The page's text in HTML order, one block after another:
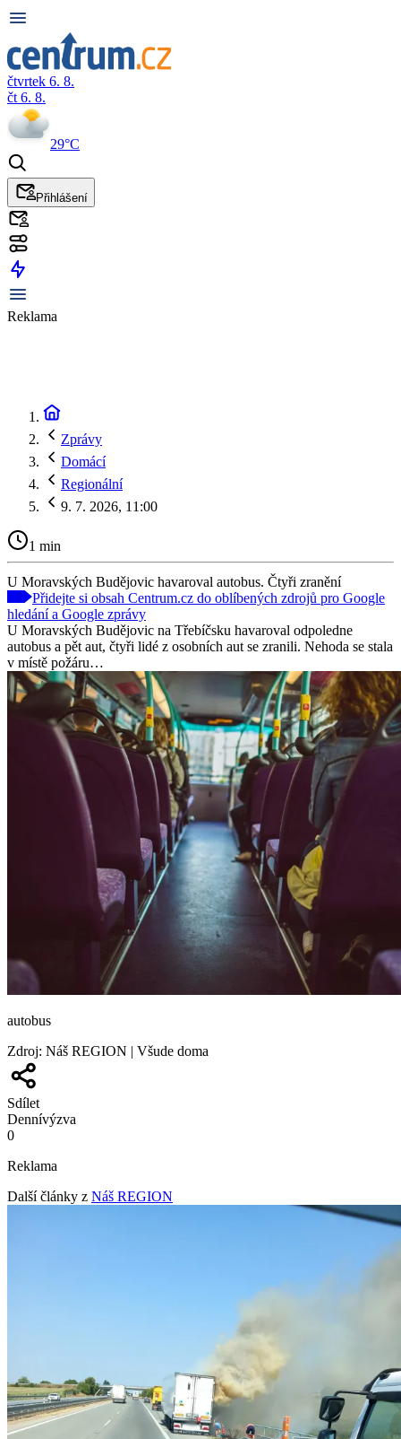
čtvrtek 6. 8.
čt 6. 8.
29°C
Přihlášení
Reklama
Zprávy
Domácí
Regionální
9. 7. 2026, 11:00
1 min
U Moravských Budějovic havaroval autobus. Čtyři zranění
Přidejte si obsah Centrum.cz do oblíbených zdrojů pro Google
hledání a Google zprávy
U Moravských Budějovic na Třebíčsku havaroval odpoledne
autobus a pět aut, čtyři lidé z osobních aut se zranili. Nehoda se stala
v místě požáru…
autobus
Zdroj: Náš REGION | Všude doma
Sdílet
Dennívýzva
0
Reklama
Další články z Náš REGION